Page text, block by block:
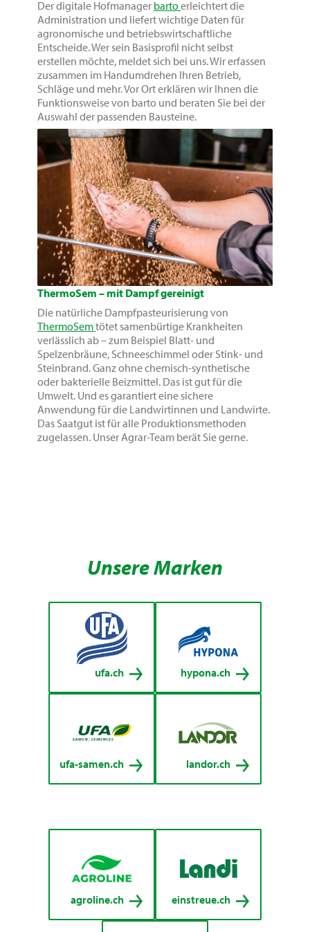
Der digitale Hofmanager bartoerleichtert die
Administration und liefert wichtige Daten für
agronomische und betriebswirtschaftliche
Entscheide. Wer sein Basisprofil nicht selbst
erstellen möchte, meldet sich bei uns. Wir erfassen
zusammen im Handumdrehen Ihren Betrieb,
Schläge und mehr. Vor Ort erklären wir Ihnen die
Funktionsweise von barto und beraten Sie bei der
Auswahl der passenden Bausteine.
ThermoSem – mit Dampf gereinigt
Die natürliche Dampfpasteurisierung von
ThermoSemtötet samenbürtige Krankheiten
verlässlich ab – zum Beispiel Blatt- und
Spelzenbräune, Schneeschimmel oder Stink- und
Steinbrand. Ganz ohne chemisch-synthetische
oder bakterielle Beizmittel. Das ist gut für die
Umwelt. Und es garantiert eine sichere
Anwendung für die Landwirtinnen und Landwirte.
Das Saatgut ist für alle Produktionsmethoden
zugelassen. Unser Agrar-Team berät Sie gerne.
Unsere Marken
ufa.ch hypona.ch
ufa-samen.ch landor.ch
agroline.ch einstreue.ch